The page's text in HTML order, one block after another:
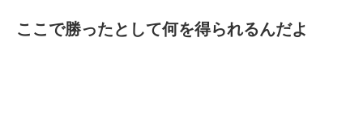
ここで勝ったとして何を得られるんだよ